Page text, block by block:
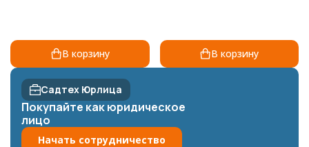
В корзину В корзину
Садтех Юрлица
Покупайте как юридическое
лицо
Начать сотрудничество